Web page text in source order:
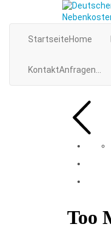
StartseiteHome
KontaktAnfragen...